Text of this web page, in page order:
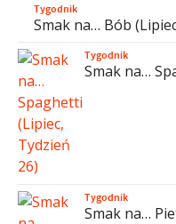
Tygodnik
Smak na… Bób
Tygodnik
Smak na…
Tygodnik
Smak na…